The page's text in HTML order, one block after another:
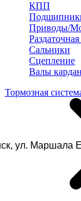
ул. Маршала
КПП
Приводы/
Сальники
Сцепление
Валы
Тормозная